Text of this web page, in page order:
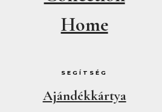
Home
SEGÍTSÉG
Ajándékkártya